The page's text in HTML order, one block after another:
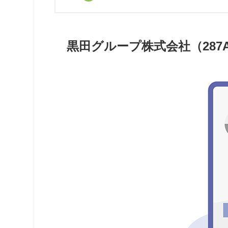
黒田グループ株式会社（